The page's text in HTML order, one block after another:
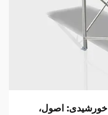
اصول،